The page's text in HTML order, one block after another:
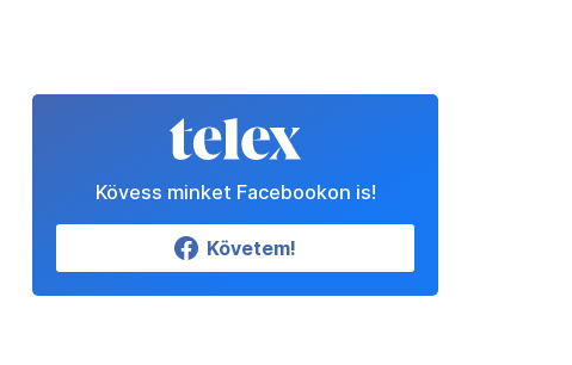
Kövess minket Facebookon is!
Követem!